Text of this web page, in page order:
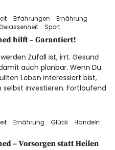
Erfahrungen
Ernährung
Sport
hilft – Garantiert!
Zufall ist, irrt. Gesund
auch planbar. Wenn Du
Leben interessiert bist,
selbst investieren. Fortlaufend
Ernährung Glück
Handeln
– Vorsorgen statt Heilen